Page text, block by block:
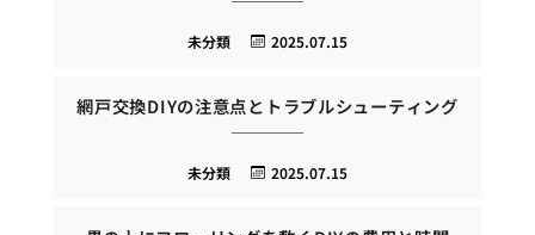
2025.07.15
未分類
網戸交換DIYの注意点とトラブルシューティング
2025.07.15
未分類